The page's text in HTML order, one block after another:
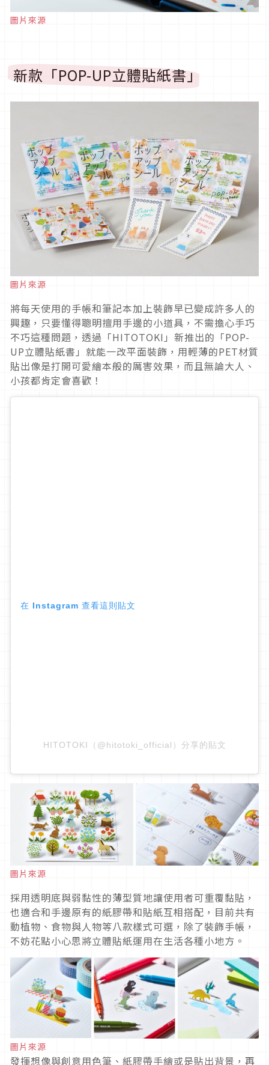
圖片來源
新款「POP-UP立體貼紙書」
圖片來源
將每天使用的手帳和筆記本加上裝飾早已變成許多人的
興趣，只要懂得聰明擅用手邊的小道具，不需擔心手巧
不巧這種問題，透過「HITOTOKI」新推出的「POP-
UP立體貼紙書」就能一改平面裝飾，用輕薄的PET材質
貼出像是打開可愛繪本般的厲害效果，而且無論大人、
小孩都肯定會喜歡！
在 Instagram 查看這則貼文
HITOTOKI（@hitotoki_official）分享的貼文
圖片來源
採用透明底與弱黏性的薄型質地讓使用者可重覆黏貼，
也適合和手邊原有的紙膠帶和貼紙互相搭配，目前共有
動植物、食物與人物等八款樣式可選，除了裝飾手帳，
不妨花點小心思將立體貼紙運用在生活各種小地方。
圖片來源
發揮想像與創意用色筆、紙膠帶手繪或是貼出背景，再